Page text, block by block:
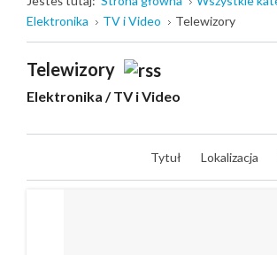
Elektronika
TV i Video Telewizory
Telewizory
Elektronika /TV i Video
Tytuł Lokalizacja